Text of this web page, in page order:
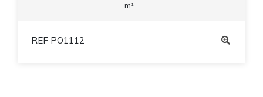
m²
REF PO1112